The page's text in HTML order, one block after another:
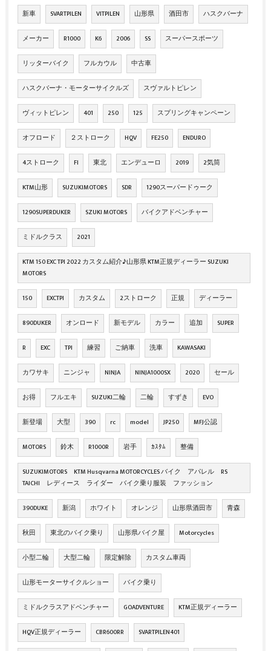
新車 SVARTPILEN VITPILEN 山形県 酒田市 ハスクバーナ
メーカー R1000 K6 2006 SS スーパースポーツ
リッターバイク フルカウル 中古車
ハスクバーナ・モーターサイクルズ スヴァルトピレン
ヴィットピレン 401 250 125 スプリングキャンペーン
オフロード ２ストローク HQV FE250 ENDURO
4ストローク FI 東北 エンデューロ 2019 2気筒
KTM山形 SUZUKIMOTORS SDR 1290スーパードゥーク
1290SUPERDUKER SZUKI MOTORS バイクアドベンチャー
ミドルクラス 2021
KTM 150 EXC TPI 2022 カスタム紹介♪山形県 KTM正規ディーラー SUZUKI
MOTORS
150 EXCTPI カスタム 2ストローク 正規 ディーラー
890DUKER オンロード 新モデル カラー 追加 SUPER
R EXC TPI 練習 ご納車 洗車 KAWASAKI
カワサキ ニンジャ NINJA NINJA1000SX 2020 セール
お得 フルエキ SUZUKI二輪 二輪 すずき EVO
新登場 大型 390 rc model JP250 MFJ公認
MOTORS 鈴木 R1000R 岩手 ｶｽﾀﾑ 整備
SUZUKIMOTORS KTM Husqvarna MOTORCYCLES バイク アパレル RS
TAICHI レディース ライダー バイク乗り服装 ファッション
390DUKE 新潟 ホワイト オレンジ 山形県酒田市 青森
秋田 東北のバイク乗り 山形県バイク屋 Motorcycles
小型二輪 大型二輪 限定解除 カスタム車両
山形モーターサイクルショー バイク乗り
ミドルクラスアドベンチャー GOADVENTURE KTM正規ディーラー
HQV正規ディーラー CBR600RR SVARTPILEN401